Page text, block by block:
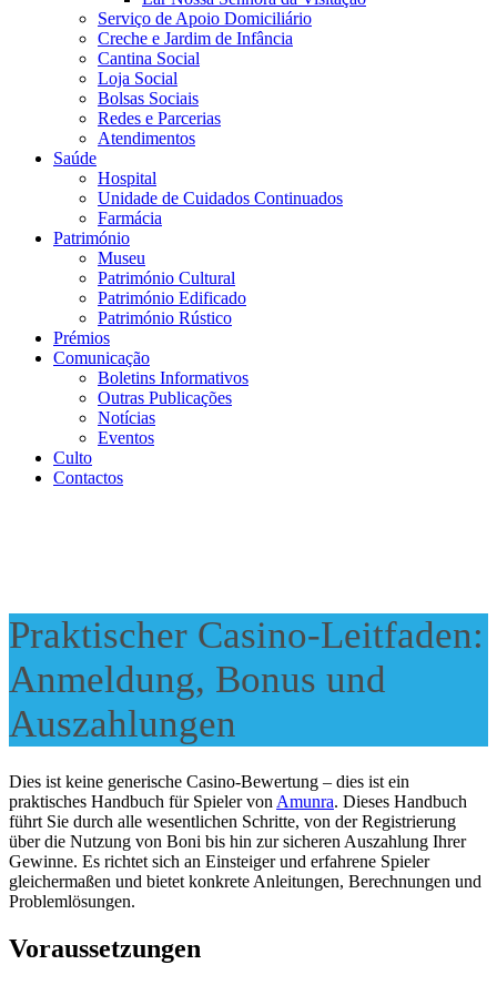
Serviço de Apoio Domiciliário
Creche e Jardim de Infância
Cantina Social
Loja Social
Bolsas Sociais
Redes e Parcerias
Atendimentos
Saúde
Hospital
Unidade de Cuidados Continuados
Farmácia
Património
Museu
Património Cultural
Património Edificado
Património Rústico
Prémios
Comunicação
Boletins Informativos
Outras Publicações
Notícias
Eventos
Culto
Contactos
Praktischer Casino-Leitfaden:
Anmeldung, Bonus und
Auszahlungen
Dies ist keine generische Casino-Bewertung – dies ist ein
praktisches Handbuch für Spieler vonAmunra. Dieses Handbuch
führt Sie durch alle wesentlichen Schritte, von der Registrierung
über die Nutzung von Boni bis hin zur sicheren Auszahlung Ihrer
Gewinne. Es richtet sich an Einsteiger und erfahrene Spieler
gleichermaßen und bietet konkrete Anleitungen, Berechnungen und
Problemlösungen.
Voraussetzungen